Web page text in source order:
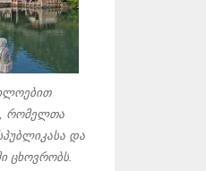
რომელთა
და
ცხოვრობს.